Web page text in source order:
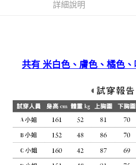
詳細說明
共有 米白色、膚色、橘色